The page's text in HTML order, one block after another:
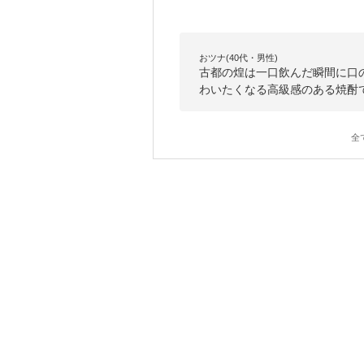
おツナ(40代・男性)
古都の煌は一口飲んだ瞬間に
わいたくなる高級感のある焼酎
全